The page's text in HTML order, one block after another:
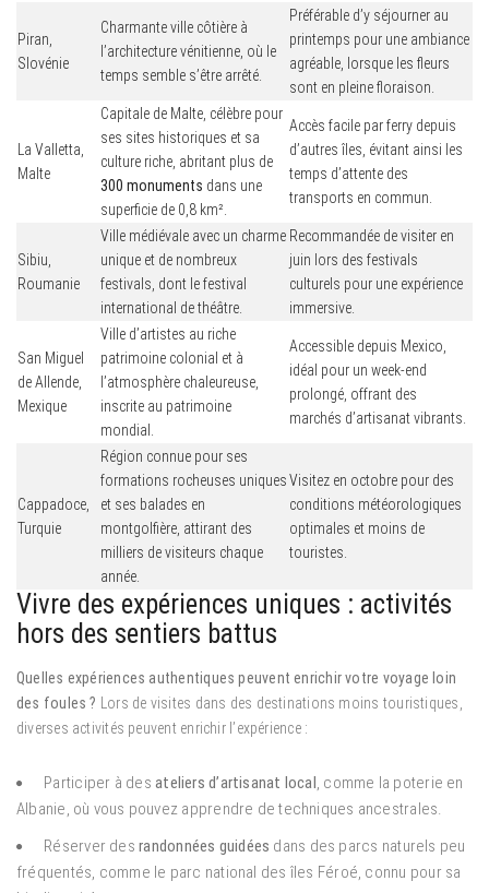
Piran,
Slovénie
Charmante ville côtière à
l’architecture vénitienne, où le
temps semble s’être arrêté.
Préférable d’y séjourner au
printemps pour une ambiance
agréable, lorsque les fleurs
sont en pleine floraison.
La Valletta,
Malte
Capitale de Malte, célèbre pour
ses sites historiques et sa
culture riche, abritant plus de
300 monuments dans une
superficie de 0,8 km².
Accès facile par ferry depuis
d’autres îles, évitant ainsi les
temps d’attente des
transports en commun.
Sibiu,
Roumanie
Ville médiévale avec un charme
unique et de nombreux
festivals, dont le festival
international de théâtre.
Recommandée de visiter en
juin lors des festivals
culturels pour une expérience
immersive.
San Miguel
de Allende,
Mexique
Ville d’artistes au riche
patrimoine colonial et à
l’atmosphère chaleureuse,
inscrite au patrimoine
mondial.
Accessible depuis Mexico,
idéal pour un week-end
prolongé, offrant des
marchés d’artisanat vibrants.
Cappadoce,
Turquie
Région connue pour ses
formations rocheuses uniques
et ses balades en
montgolfière, attirant des
milliers de visiteurs chaque
année.
Visitez en octobre pour des
conditions météorologiques
optimales et moins de
touristes.
Vivre des expériences uniques : activités
hors des sentiers battus
Quelles expériences authentiques peuvent enrichir votre voyage loin
des foules ?
Lors de visites dans des destinations moins touristiques,
diverses activités peuvent enrichir l’expérience :
Participer à desateliers d’artisanat local, comme la poterie en
Albanie, où vous pouvez apprendre de techniques ancestrales.
Réserver desrandonnées guidées dans des parcs naturels peu
fréquentés, comme le parc national des îles Féroé, connu pour sa